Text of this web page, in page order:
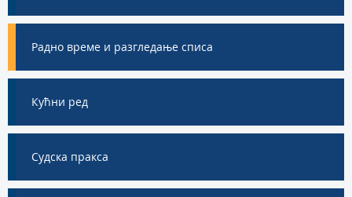
Радно време и разгледање списа
Кућни ред
Судска пракса